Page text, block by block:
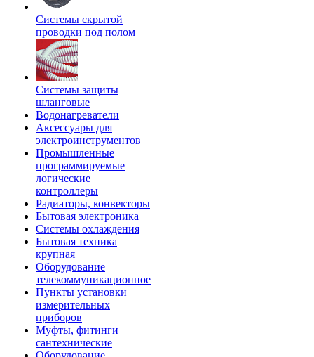
Системы скрытой
проводки под полом
Системы защиты
шланговые
Водонагреватели
Аксессуары для
электроинструментов
Промышленные
программируемые
логические
контроллеры
Радиаторы, конвекторы
Бытовая электроника
Системы охлаждения
Бытовая техника
крупная
Оборудование
телекоммуникационное
Пункты установки
измерительных
приборов
Муфты, фитинги
сантехнические